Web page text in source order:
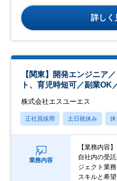
詳しく
【関東】開発エンジニア
ト、育児時短可／副業OK
株式会社エスユーエス
正社員採用 土日祝休み
業務内容
【業務内容】
自社内の受
ジェクト業
スキルと希